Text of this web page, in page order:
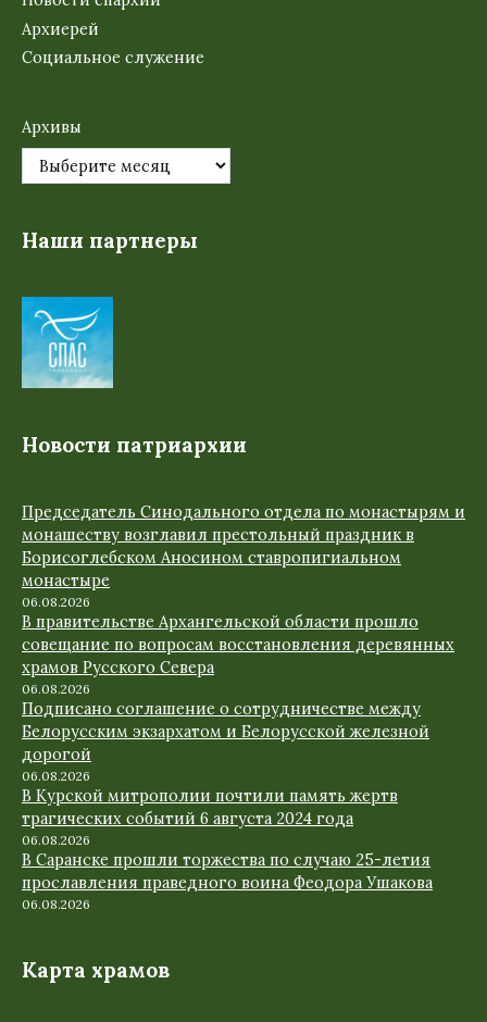
Архиерей
Социальное служение
Архивы
Наши партнеры
Новости патриархии
Председатель Синодального отдела по монастырям и
монашеству возглавил престольный праздник в
Борисоглебском Аносином ставропигиальном
монастыре
06.08.2026
В правительстве Архангельской области прошло
совещание по вопросам восстановления деревянных
храмов Русского Севера
06.08.2026
Подписано соглашение о сотрудничестве между
Белорусским экзархатом и Белорусской железной
дорогой
06.08.2026
В Курской митрополии почтили память жертв
трагических событий 6 августа 2024 года
06.08.2026
В Саранске прошли торжества по случаю 25-летия
прославления праведного воина Феодора Ушакова
06.08.2026
Карта храмов